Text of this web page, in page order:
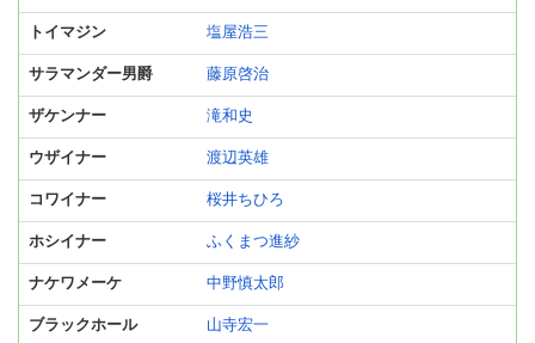
トイマジン 塩屋浩三
サラマンダー男爵 藤原啓治
ザケンナー 滝和史
ウザイナー 渡辺英雄
コワイナー 桜井ちひろ
ホシイナー ふくまつ進紗
ナケワメーケ 中野慎太郎
ブラックホール 山寺宏一